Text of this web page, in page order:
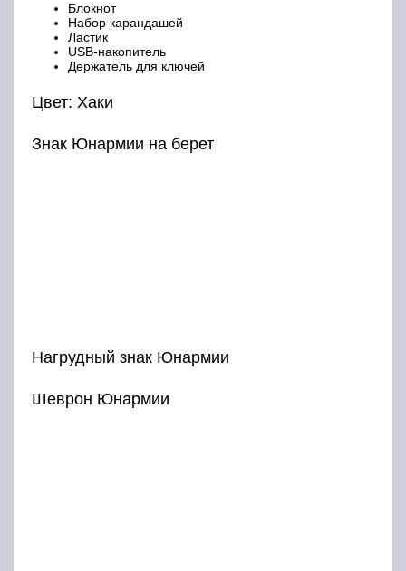
Блокнот
Набор карандашей
Ластик
USB-накопитель
Держатель для ключей
Цвет: Хаки
Знак Юнармии на берет
Нагрудный знак Юнармии
Шеврон Юнармии